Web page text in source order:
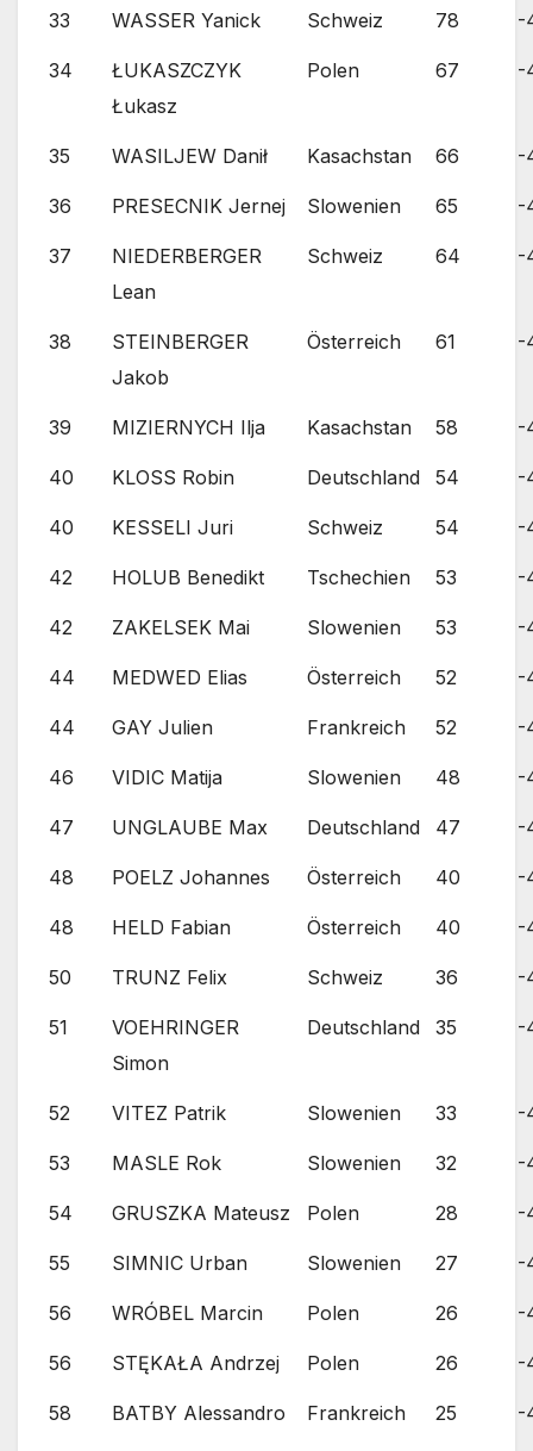
33 WASSER Yanick Schweiz 78 -
34
ŁUKASZCZYK
Łukasz
Polen 67 -
35 WASILJEW Danił Kasachstan 66 -
36 PRESECNIK Jernej Slowenien 65 -
37
NIEDERBERGER
Lean
Schweiz 64 -
38
STEINBERGER
Jakob
Österreich 61 -
39 MIZIERNYCH Ilja Kasachstan 58 -
40 KLOSS Robin Deutschland 54 -
40 KESSELI Juri Schweiz 54 -
42 HOLUB Benedikt Tschechien 53 -
42 ZAKELSEK Mai Slowenien 53 -
44 MEDWED Elias Österreich 52 -
44 GAY Julien Frankreich 52 -
46 VIDIC Matija Slowenien 48 -
47 UNGLAUBE Max Deutschland 47 -
48 POELZ Johannes Österreich 40 -
48 HELD Fabian Österreich 40 -
50 TRUNZ Felix Schweiz 36 -
51
VOEHRINGER
Simon
Deutschland 35 -
52 VITEZ Patrik Slowenien 33 -
53 MASLE Rok Slowenien 32 -
54 GRUSZKA Mateusz Polen 28 -
55 SIMNIC Urban Slowenien 27 -
56 WRÓBEL Marcin Polen 26 -
56 STĘKAŁA Andrzej Polen 26 -
58 BATBY Alessandro Frankreich 25 -